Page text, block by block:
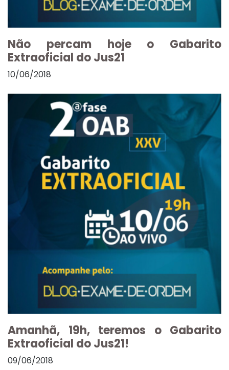
Não percam hoje o Gabarito
Extraoficial do Jus21
10/06/2018
Amanhã, 19h, teremos o Gabarito
Extraoficial do Jus21!
09/06/2018